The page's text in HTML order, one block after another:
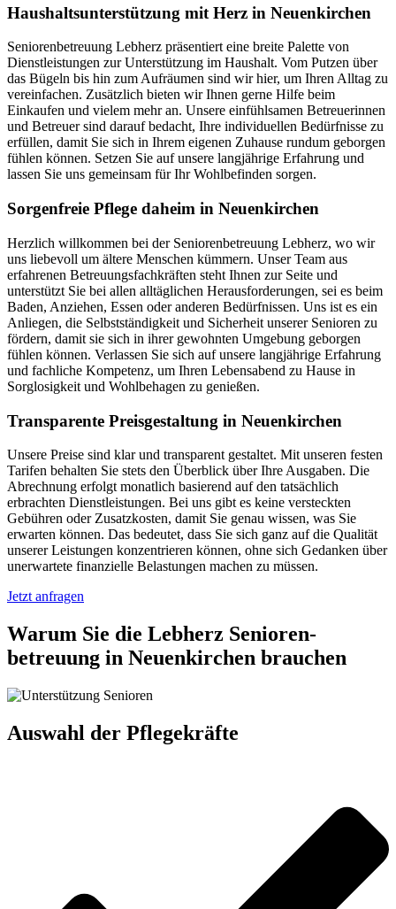
Haushalts­unterstützung mit Herz in Neuenkirchen
Seniorenbetreuung Lebherz präsentiert eine breite Palette von
Dienstleistungen zur Unterstützung im Haushalt. Vom Putzen über
das Bügeln bis hin zum Aufräumen sind wir hier, um Ihren Alltag zu
vereinfachen. Zusätzlich bieten wir Ihnen gerne Hilfe beim
Einkaufen und vielem mehr an. Unsere einfühlsamen Betreuerinnen
und Betreuer sind darauf bedacht, Ihre individuellen Bedürfnisse zu
erfüllen, damit Sie sich in Ihrem eigenen Zuhause rundum geborgen
fühlen können. Setzen Sie auf unsere langjährige Erfahrung und
lassen Sie uns gemeinsam für Ihr Wohlbefinden sorgen.
Sorgenfreie Pflege daheim in Neuenkirchen
Herzlich willkommen bei der Seniorenbetreuung Lebherz, wo wir
uns liebevoll um ältere Menschen kümmern. Unser Team aus
erfahrenen Betreuungsfachkräften steht Ihnen zur Seite und
unterstützt Sie bei allen alltäglichen Herausforderungen, sei es beim
Baden, Anziehen, Essen oder anderen Bedürfnissen. Uns ist es ein
Anliegen, die Selbstständigkeit und Sicherheit unserer Senioren zu
fördern, damit sie sich in ihrer gewohnten Umgebung geborgen
fühlen können. Verlassen Sie sich auf unsere langjährige Erfahrung
und fachliche Kompetenz, um Ihren Lebensabend zu Hause in
Sorglosigkeit und Wohlbehagen zu genießen.
Transparente Preisgestaltung in Neuenkirchen
Unsere Preise sind klar und transparent gestaltet. Mit unseren festen
Tarifen behalten Sie stets den Überblick über Ihre Ausgaben. Die
Abrechnung erfolgt monatlich basierend auf den tatsächlich
erbrachten Dienstleistungen. Bei uns gibt es keine versteckten
Gebühren oder Zusatzkosten, damit Sie genau wissen, was Sie
erwarten können. Das bedeutet, dass Sie sich ganz auf die Qualität
unserer Leistungen konzentrieren können, ohne sich Gedanken über
unerwartete finanzielle Belastungen machen zu müssen.
Jetzt anfragen
Warum Sie die Lebherz Senioren­
betreuung in Neuenkirchen brauchen
Auswahl der Pflegekräfte